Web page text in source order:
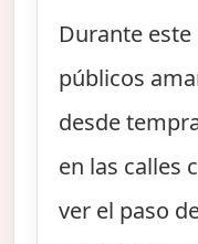
Durante
públicos
desde
en las calles
ver el paso